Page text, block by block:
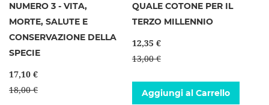
NUMERO 3 - VITA,
MORTE, SALUTE E
CONSERVAZIONE DELLA
SPECIE
17,10 €
18,00 €
QUALE COTONE PER IL
TERZO MILLENNIO
12,35 €
13,00 €
Aggiungi al Carrello